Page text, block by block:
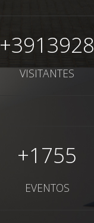
+3913928
VISITANTES
+1755
EVENTOS